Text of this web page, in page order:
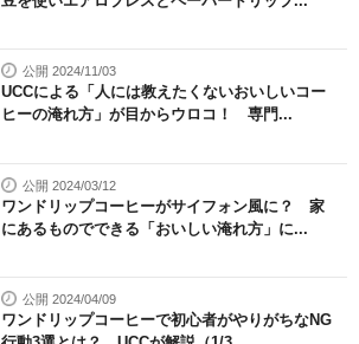
公開 2024/11/03
UCCによる「人には教えたくないおいしいコー
ヒーの淹れ方」が目からウロコ！ 専門...
公開 2024/03/12
ワンドリップコーヒーがサイフォン風に？ 家
にあるものでできる「おいしい淹れ方」に...
公開 2024/04/09
ワンドリップコーヒーで初心者がやりがちなNG